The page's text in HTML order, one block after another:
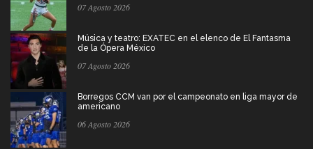
07 Agosto 2026
Música y teatro: EXATEC en el elenco de El Fantasma
de la Ópera México
07 Agosto 2026
Borregos CCM van por el campeonato en liga mayor de
americano
06 Agosto 2026